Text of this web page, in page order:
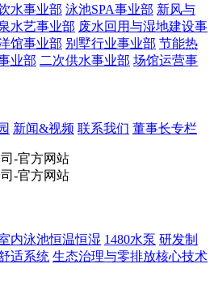
水事业部 泳池SPA事业部 新风与
水艺事业部 废水回用与湿地建设事
馆事业部 别墅行业事业部 节能热
业部 二次供水事业部 场馆运营事
新闻&视频 联系我们 董事长专栏
内泳池恒温恒湿 1480水泵 研发制
适系统 生态治理与零排放核心技术